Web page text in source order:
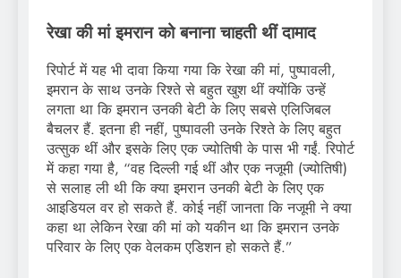
रेखा की मां इमरान को बनाना चाहती थीं दामाद
रिपोर्ट में यह भी दावा किया गया कि रेखा की मां, पुष्पावली,
इमरान के साथ उनके रिश्ते से बहुत खुश थीं क्योंकि उन्हें
लगता था कि इमरान उनकी बेटी के लिए सबसे एलिजिबल
बैचलर हैं. इतना ही नहीं, पुष्पावली उनके रिश्ते के लिए बहुत
उत्सुक थीं और इसके लिए एक ज्योतिषी के पास भी गईं. रिपोर्ट
में कहा गया है, “वह दिल्ली गई थीं और एक नजूमी (ज्योतिषी)
से सलाह ली थी कि क्या इमरान उनकी बेटी के लिए एक
आइडियल वर हो सकते हैं. कोई नहीं जानता कि नजूमी ने क्या
कहा था लेकिन रेखा की मां को यकीन था कि इमरान उनके
परिवार के लिए एक वेलकम एडिशन हो सकते हैं.”